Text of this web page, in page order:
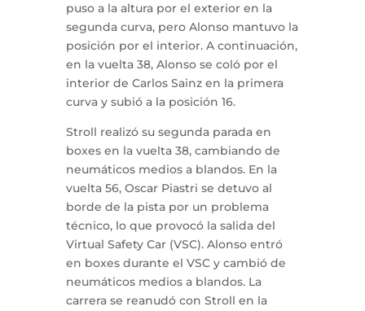
puso a la altura por el exterior en la
segunda curva, pero Alonso mantuvo la
posición por el interior. A continuación,
en la vuelta 38, Alonso se coló por el
interior de Carlos Sainz en la primera
curva y subió a la posición 16.
Stroll realizó su segunda parada en
boxes en la vuelta 38, cambiando de
neumáticos medios a blandos. En la
vuelta 56, Oscar Piastri se detuvo al
borde de la pista por un problema
técnico, lo que provocó la salida del
Virtual Safety Car (VSC). Alonso entró
en boxes durante el VSC y cambió de
neumáticos medios a blandos. La
carrera se reanudó con Stroll en la